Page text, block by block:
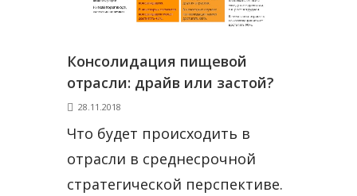
Консолидация пищевой
отрасли: драйв или застой?
28.11.2018
Что будет происходить в
отрасли в среднесрочной
стратегической перспективе.